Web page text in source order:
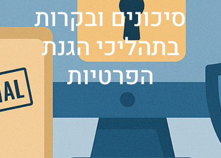
סיכונים ובקרות
בתהליכי הגנת
הפרטיות